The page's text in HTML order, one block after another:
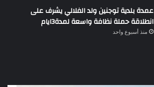
عمدة بلدية توجنين ولد الفلالي يشرف على
انطلاقة حملة نظافة واسعة لمدة3ايام
منذ أسبوع واحد